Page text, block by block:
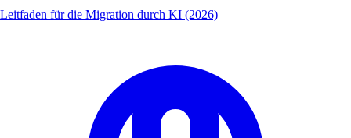
Leitfaden für die Migration durch KI (2026)